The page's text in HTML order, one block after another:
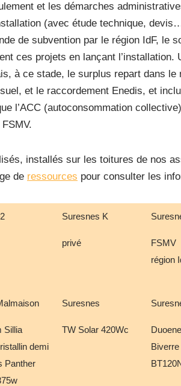
et les démarches
(avec étude technique,
de subvention par le région IdF, le
ces projets en lançant l’installation.
à ce stade, le surplus repart dans
et le raccordement Enedis, et
l’ACC (autoconsommation
installés sur les toitures de nos
de ressources pour consulter les
Suresnes K
privé
FSMV
région
Suresnes
Sillia
demi
Panther
TW Solar 420Wc